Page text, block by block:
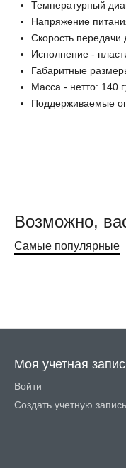
Температурный
Напряжение
Скорость
Исполнение -
Габаритные
Масса - нетто: 140
Поддерживаемые
Возможно,
Самые популярные
Моя учетная
Войти
Создать учетную запись